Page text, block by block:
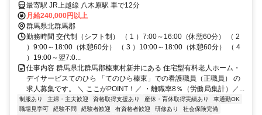
最寄駅 JR上越線 八木原駅 車で12分
月給240,000円以上
群馬県北群馬郡
勤務時間 交代制（シフト制） （ 1 ）7:00～16:00（休憩60分） （ 2
）9:00～18:00（休憩60分） （ 3 ）10:00～18:00（休憩60分） （ 4
）19:00～翌7:0...
仕事内容 群馬県北群馬郡榛東村新井にある 住宅型有料老人ホーム・
デイサービスてのひら 「てのひら榛東」での看護職員（正職員） の
求人募集です。 ＼ ここがPOINT！／ ・離職率8％（労働局集計）／...
制服あり 主婦・主夫歓迎 資格取得支援あり 産休・育休取得実績あり
車通勤OK
職場見学可
経験不問 経験者歓迎 有資格者歓迎 研修あり
社会保険完備